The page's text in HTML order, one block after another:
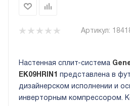
Артикул:
Настенная сплит-система
EK09HRIN1
представлена в
дизайнерском исполнении и
инверторным компрессором.